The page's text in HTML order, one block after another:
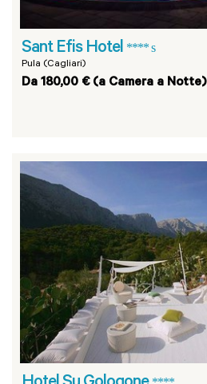
Sant Efis Hotel **** s
Pula (Cagliari)
Da 180,00 € (a Camera a Notte)